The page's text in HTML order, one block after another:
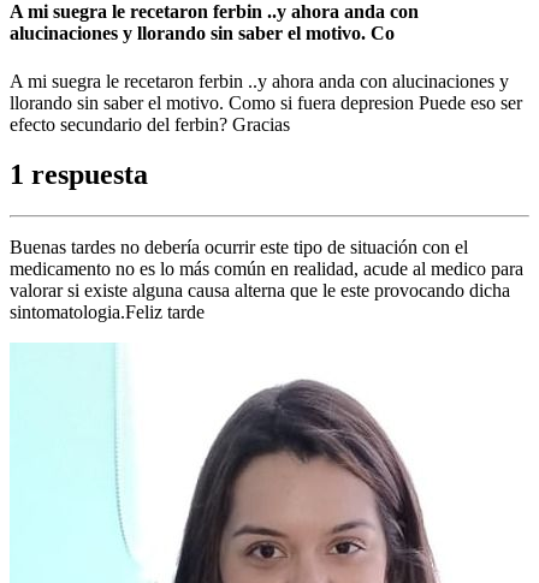
A mi suegra le recetaron ferbin ..y ahora anda con
alucinaciones y llorando sin saber el motivo. Co
A mi suegra le recetaron ferbin ..y ahora anda con alucinaciones y
llorando sin saber el motivo. Como si fuera depresion Puede eso ser
efecto secundario del ferbin? Gracias
1 respuesta
Buenas tardes no debería ocurrir este tipo de situación con el
medicamento no es lo más común en realidad, acude al medico para
valorar si existe alguna causa alterna que le este provocando dicha
sintomatologia.Feliz tarde